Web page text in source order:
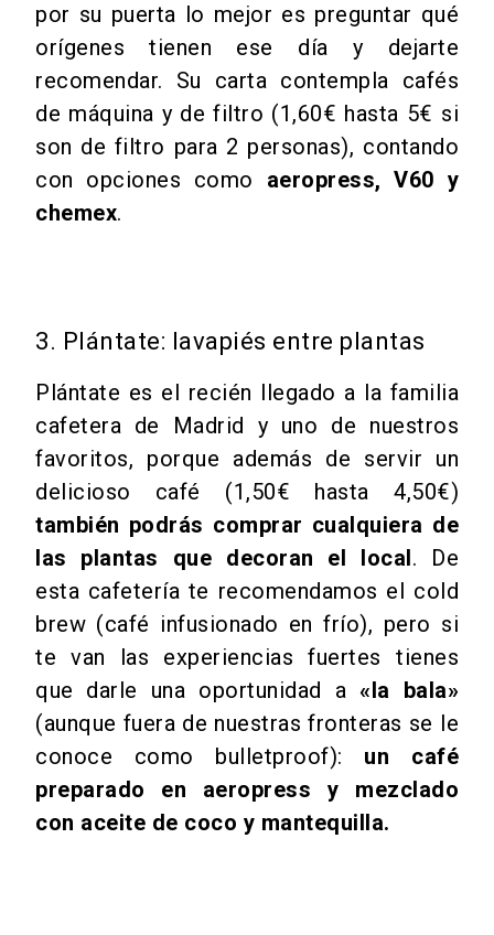
por su puerta lo mejor es preguntar qué
orígenes tienen ese día y dejarte
recomendar. Su carta contempla cafés
de máquina y de filtro (1,60€ hasta 5€ si
son de filtro para 2 personas), contando
con opciones como aeropress, V60 y
chemex.
3. Plántate: lavapiés entre plantas
Plántate es el recién llegado a la familia
cafetera de Madrid y uno de nuestros
favoritos, porque además de servir un
delicioso café (1,50€ hasta 4,50€)
también podrás comprar cualquiera de
las plantas que decoran el local. De
esta cafetería te recomendamos el cold
brew (café infusionado en frío), pero si
te van las experiencias fuertes tienes
que darle una oportunidad a«la bala»
(aunque fuera de nuestras fronteras se le
conoce como bulletproof): un café
preparado en aeropress y mezclado
con aceite de coco y mantequilla.